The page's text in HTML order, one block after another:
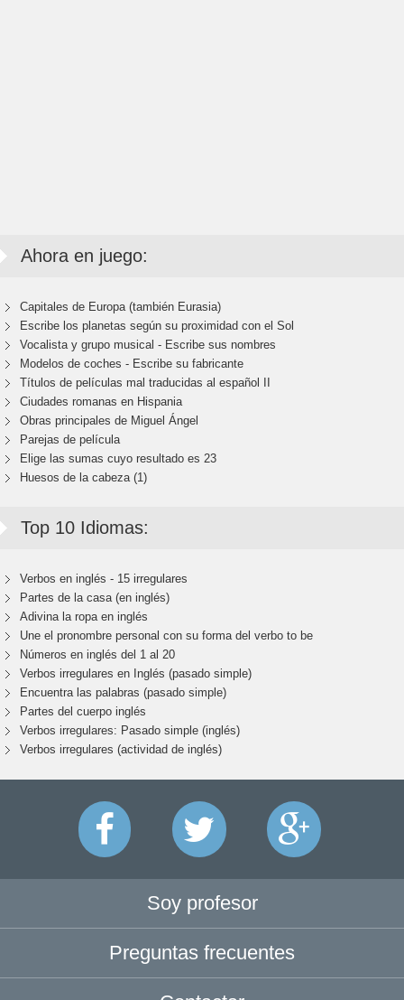
Ahora en juego:
Capitales de Europa (también Eurasia)
Escribe los planetas según su proximidad con el Sol
Vocalista y grupo musical - Escribe sus nombres
Modelos de coches - Escribe su fabricante
Títulos de películas mal traducidas al español II
Ciudades romanas en Hispania
Obras principales de Miguel Ángel
Parejas de película
Elige las sumas cuyo resultado es 23
Huesos de la cabeza (1)
Top 10 Idiomas:
Verbos en inglés - 15 irregulares
Partes de la casa (en inglés)
Adivina la ropa en inglés
Une el pronombre personal con su forma del verbo to be
Números en inglés del 1 al 20
Verbos irregulares en Inglés (pasado simple)
Encuentra las palabras (pasado simple)
Partes del cuerpo inglés
Verbos irregulares: Pasado simple (inglés)
Verbos irregulares (actividad de inglés)
Soy profesor
Preguntas frecuentes